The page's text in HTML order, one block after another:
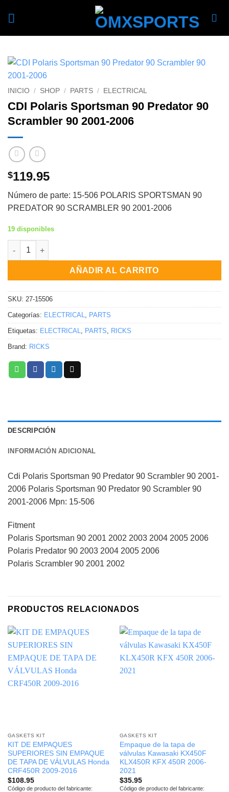
INICIO / SHOP / PARTS / ELECTRICAL
CDI Polaris Sportsman 90 Predator 90
Scrambler 90 2001-2006
$119.95
Número de parte: 15-506 POLARIS SPORTSMAN 90
PREDATOR 90 SCRAMBLER 90 2001-2006
19 disponibles
CDI Polaris Sportsman 90 Predator 90 Scrambler 90 2001-2006
AÑADIR AL CARRITO
SKU: 27-15506
Categorías: ELECTRICAL PARTS
Etiquetas: ELECTRICAL PARTS RICKS
Brand: RICKS
DESCRIPCIÓN
INFORMACIÓN ADICIONAL
Cdi Polaris Sportsman 90 Predator 90 Scrambler 90 2001-
2006 Polaris Sportsman 90 Predator 90 Scrambler 90
2001-2006 Mpn: 15-506
Fitment
Polaris Sportsman 90 2001 2002 2003 2004 2005 2006
Polaris Predator 90 2003 2004 2005 2006
Polaris Scrambler 90 2001 2002
PRODUCTOS RELACIONADOS
GASKETS KIT
KIT DE EMPAQUES
SUPERIORES SIN EMPAQUE
DE TAPA DE VÁLVULAS Honda
CRF450R 2009-2016
$108.95
Código de producto del fabricante:
GASKETS KIT
Empaque de la tapa de
válvulas Kawasaki KX450F
KLX450R KFX 450R 2006-
2021
$35.95
Código de producto del fabricante: